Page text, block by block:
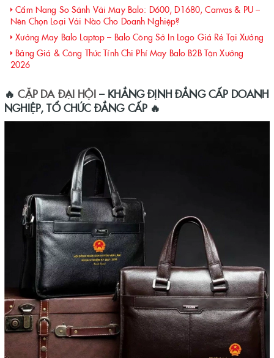
Cẩm Nang So Sánh Vải May Balo: D600, D1680, Canvas & PU –
Nên Chọn Loại Vải Nào Cho Doanh Nghiệp?
Xưởng May Balo Laptop – Balo Công Sở In Logo Giá Rẻ Tại Xưởng
Bảng Giá & Công Thức Tính Chi Phí May Balo B2B Tận Xưởng
2026
🔥CẶP DA ĐẠI HỘI– KHẲNG ĐỊNH ĐẲNG CẤP DOANH
NGHIỆP, TỔ CHỨC ĐẲNG CẤP🔥